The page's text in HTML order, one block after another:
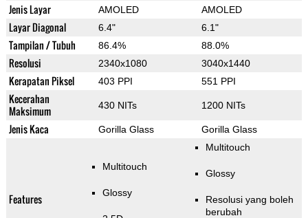
Jenis Layar AMOLED AMOLED
Layar Diagonal 6.4" 6.1"
Tampilan / Tubuh 86.4% 88.0%
Resolusi 2340x1080 3040x1440
Kerapatan Piksel 403 PPI 551 PPI
Kecerahan
Maksimum
430 NITs 1200 NITs
Jenis Kaca Gorilla Glass Gorilla Glass
Features
Multitouch
Glossy
Multitouch
Glossy
Resolusi yang boleh
berubah